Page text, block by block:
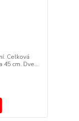
Celková
45 cm. Dve...